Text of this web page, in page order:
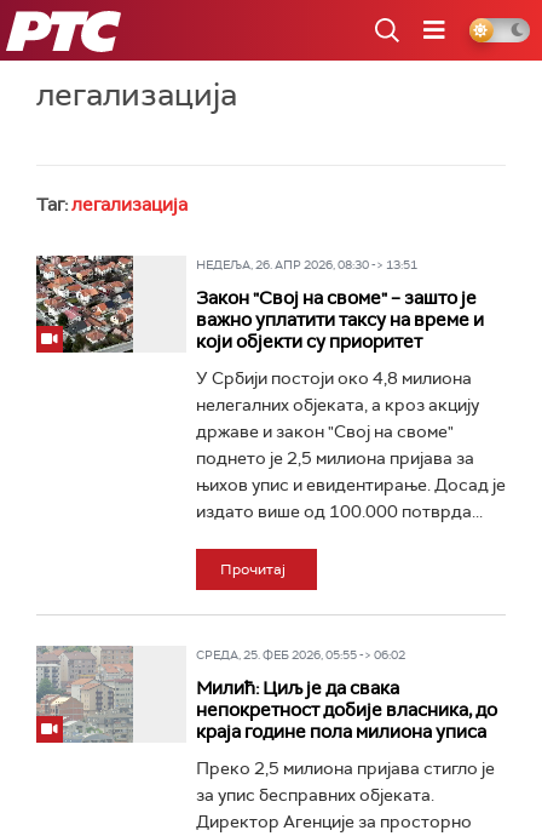
РТС
легализација
Таг:легализација
НЕДЕЉА, 26. АПР 2026, 08:30 -> 13:51
Закон "Свој на своме" – зашто је
важно уплатити таксу на време и
који објекти су приоритет
У Србији постоји око 4,8 милиона
нелегалних објеката, а кроз акцију
државе и закон "Свој на своме"
поднето је 2,5 милиона пријава за
њихов упис и евидентирање. Досад је
издато више од 100.000 потврда...
Прочитај
СРЕДА, 25. ФЕБ 2026, 05:55 -> 06:02
Милић: Циљ је да свака
непокретност добије власника, до
краја године пола милиона уписа
Преко 2,5 милиона пријава стигло је
за упис бесправних објеката.
Директор Агенције за просторно